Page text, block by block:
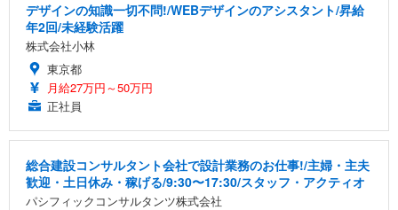
デザインの知識一切不問!/WEBデザインのアシスタント/昇給
年2回/未経験活躍
株式会社小林
東京都
月給27万円～50万円
正社員
総合建設コンサルタント会社で設計業務のお仕事!/主婦・主夫
歓迎・土日休み・稼げる/9:30〜17:30/スタッフ・アクティオ
パシフィックコンサルタンツ株式会社